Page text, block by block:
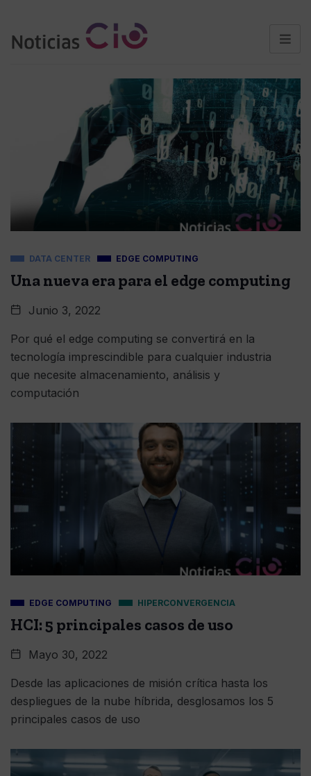
DATA CENTER EDGE COMPUTING
Una nueva era para el edge computing
Junio 3, 2022
Por qué el edge computing se convertirá en la
tecnología imprescindible para cualquier industria
que necesite almacenamiento, análisis y
computación
EDGE COMPUTING HIPERCONVERGENCIA
HCI: 5 principales casos de uso
Mayo 30, 2022
Desde las aplicaciones de misión crítica hasta los
despliegues de la nube híbrida, desglosamos los 5
principales casos de uso